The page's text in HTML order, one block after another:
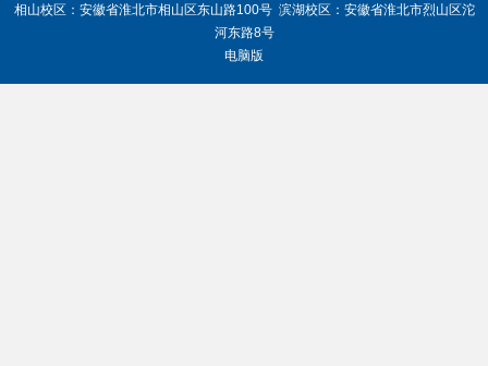
相山校区：安徽省淮北市相山区东山路100号 滨湖校区：安徽省淮北市烈山区沱
河东路8号
电脑版